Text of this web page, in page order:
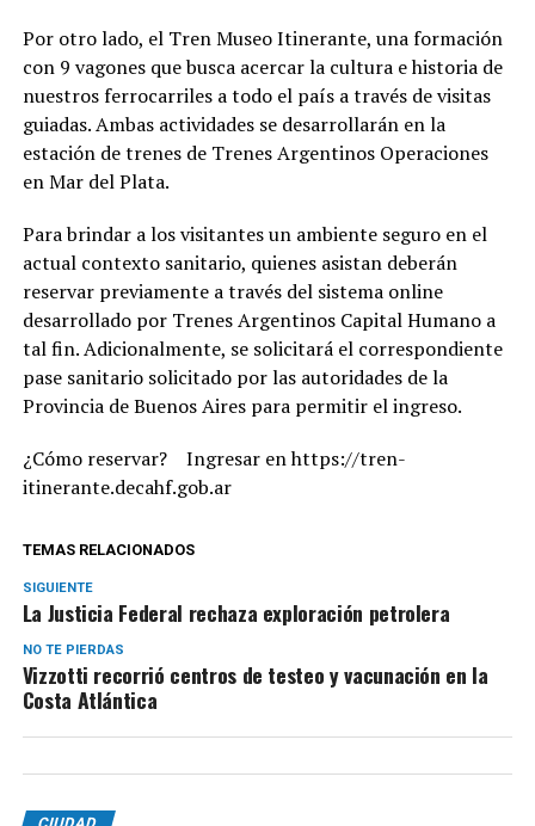
Por otro lado, el Tren Museo Itinerante, una formación
con 9 vagones que busca acercar la cultura e historia de
nuestros ferrocarriles a todo el país a través de visitas
guiadas. Ambas actividades se desarrollarán en la
estación de trenes de Trenes Argentinos Operaciones
en Mar del Plata.
Para brindar a los visitantes un ambiente seguro en el
actual contexto sanitario, quienes asistan deberán
reservar previamente a través del sistema online
desarrollado por Trenes Argentinos Capital Humano a
tal fin. Adicionalmente, se solicitará el correspondiente
pase sanitario solicitado por las autoridades de la
Provincia de Buenos Aires para permitir el ingreso.
¿Cómo reservar? Ingresar en https://tren-
itinerante.decahf.gob.ar
TEMAS RELACIONADOS
SIGUIENTE
La Justicia Federal rechaza exploración petrolera
NO TE PIERDAS
Vizzotti recorrió centros de testeo y vacunación en la
Costa Atlántica